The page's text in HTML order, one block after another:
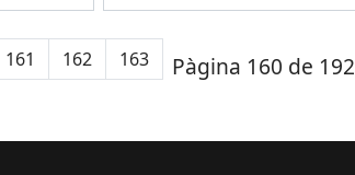
Pàgina 160 de 192
161 162
163